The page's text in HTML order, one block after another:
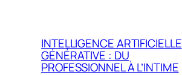
INTELLIGENCE ARTIFICIELLE
GÉNÉRATIVE : DU
PROFESSIONNEL À L’INTIME